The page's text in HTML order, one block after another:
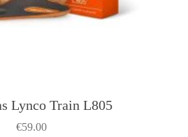
Lynco Train L805
€59.00